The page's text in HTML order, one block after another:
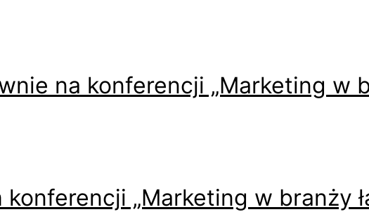
na konferencji „Marketing w
„Marketing w branży